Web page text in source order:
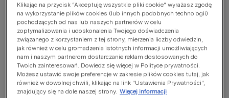
atletyczna, nogi szczupłe, łapki małe i owalne.
Głowa, w kształcie klina, zwęża się prostą linią aż
do delikatnego pyszczka. Uszy wielkie i sterczące,
osadzone na linii klina. Oczy orientalne w kształcie,
położone ukośnie względem nosa. Ogon długi i
strzelisty, prosty. Krókie, delikatne i gładko
przylegające do skóry futro ma jasny główny kolor
z ciemniejszymi intensywnymi w barwie plamami.
Klikając na przycisk “Akceptuję wszystkie pliki cookie” wyrażasz zgodę
na wykorzystanie plików cookies (lub innych podobnych technologii)
pochodzących od nas lub naszych partnerów w celu
zoptymalizowania i udoskonalenia Twojego doświadczenia
związanego z korzystaniem z tej strony, mierzenia liczby odwiedzin,
jak również w celu gromadzenia istotnych informacji umożliwiających
nam i naszym partnerom dostarczanie reklam dostosowanych do
Twoich zainteresowań. Dowiedz się więcej w Polityce prywatności.
Możesz ustawić swoje preferencje w zakresie plików cookies tutaj, jak
również w dowolnej chwili, klikając na link "Ustawienia Prywatności",
znajdujący się na dole naszej strony. Więcej informacji